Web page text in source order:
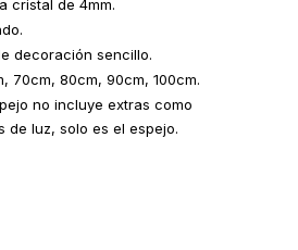
cristal de 4mm.
decoración sencillo.
70cm, 80cm, 90cm, 100cm.
no incluye extras como
de luz, solo es el espejo.